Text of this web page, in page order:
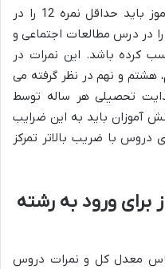
برای ورود به رشته انسانی، دانش آموز باید حداقل نمره 12 را در
درس ادبیات فارسی، حداقل نمره 10 را در درس مطالعات اجتماعی و
عربی کسب کرده باشد. این نمرات در
و نهم در نظر گرفته می
تحصیلی هر ساله توسط
آموزان باید به این ضرایب
دروس با ضریب بالاتر تمرکز
برای ورود به رشته
معدل کل و نمرات دروس